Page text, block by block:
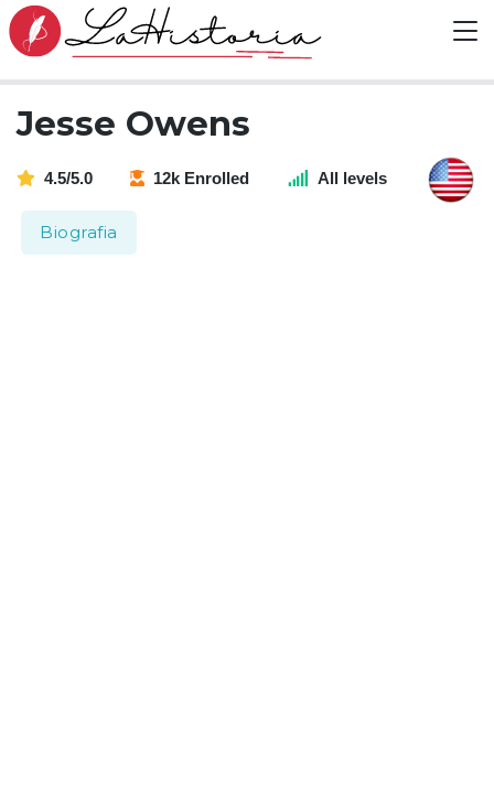
Jesse Owens
4.5/5.0 12k Enrolled All levels
Biografia